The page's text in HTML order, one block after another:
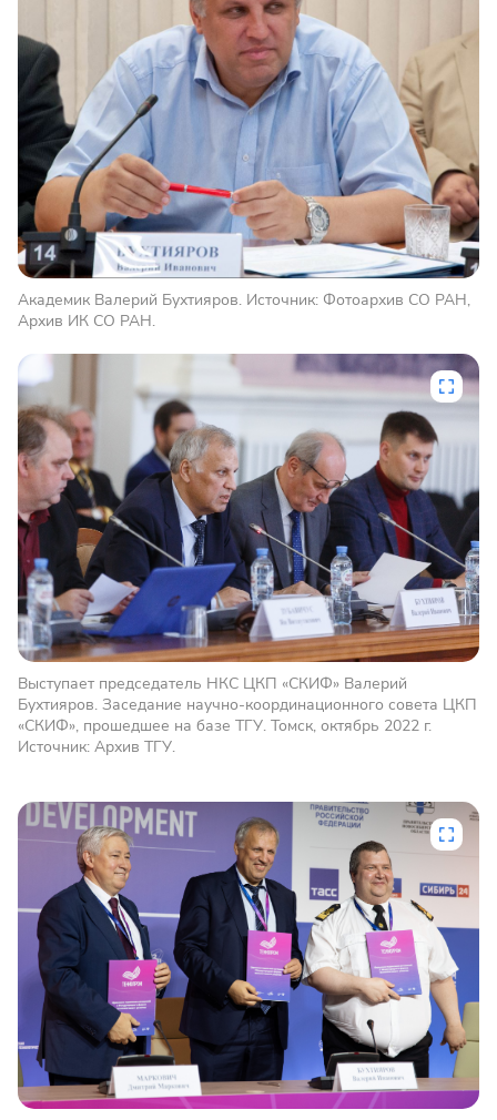
Академик Валерий Бухтияров. Источник: Фотоархив СО РАН,
Архив ИК СО РАН.
Выступает председатель НКС ЦКП «СКИФ» Валерий
Бухтияров. Заседание научно-координационного совета ЦКП
«СКИФ», прошедшее на базе ТГУ. Томск, октябрь 2022 г.
Источник: Архив ТГУ.